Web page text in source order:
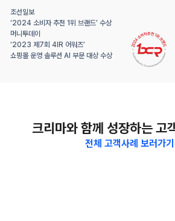
조선일보
‘2024 소비자 추천 1위 브랜드’ 수상
머니투데이
‘2023 제7회 4IR 어워즈’
쇼핑몰 운영 솔루션 AI 부문 대상 수상
크리마와 함께 성장하는 고
전체 고객사례 보러가기